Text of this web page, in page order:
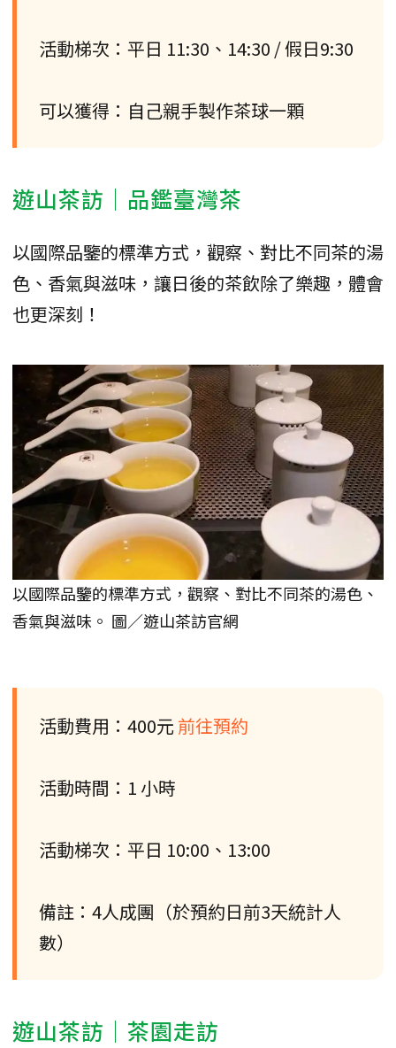
活動梯次：平日 11:30、14:30 / 假日9:30
可以獲得：自己親手製作茶球一顆
遊山茶訪｜品鑑臺灣茶
以國際品鑒的標準方式，觀察、對比不同茶的湯
色、香氣與滋味，讓日後的茶飲除了樂趣，體會
也更深刻！
以國際品鑒的標準方式，觀察、對比不同茶的湯色、
香氣與滋味。 圖／遊山茶訪官網
活動費用：400元 前往預約
活動時間：1 小時
活動梯次：平日 10:00、13:00
備註：4人成團（於預約日前3天統計人
數）
遊山茶訪｜茶園走訪